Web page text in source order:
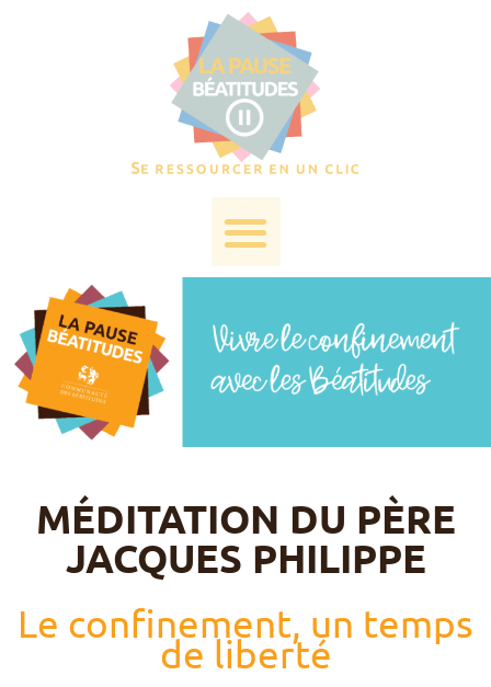
MÉDITATION DU PÈRE
JACQUES PHILIPPE
Le confinement, un temps
de liberté